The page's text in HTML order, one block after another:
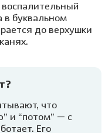
в буквальном
до верхушки
что
и “потом” — с
Его